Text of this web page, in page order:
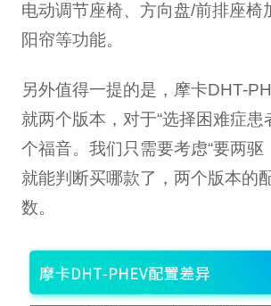
电动调节座椅、方向盘/前排座椅
阳帘等功能。
另外值得一提的是，摩卡DHT-
就两个版本，对于“选择困难症患
个福音。我们只需要考虑“要两驱
就能判断买哪款了，两个版本的
数。